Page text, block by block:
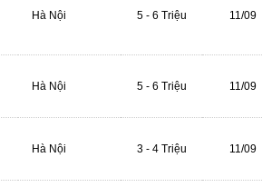
Hà Nội 5 - 6 Triệu 11/09
Hà Nội 5 - 6 Triệu 11/09
Hà Nội 3 - 4 Triệu 11/09